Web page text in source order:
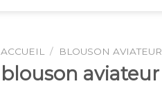
ACCUEIL / BLOUSON AVIATEUR
blouson aviateur